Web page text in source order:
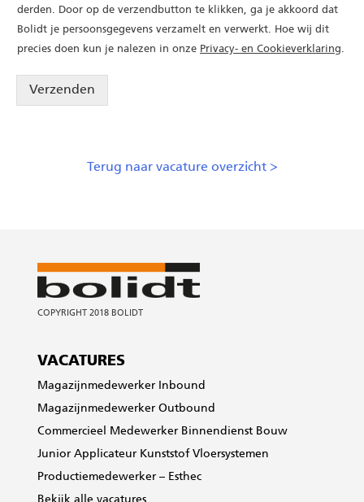
derden. Door op de verzendbutton te klikken, ga je akkoord dat
Bolidt je persoonsgegevens verzamelt en verwerkt. Hoe wij dit
precies doen kun je nalezen in onze Privacy- en Cookieverklaring.
Verzenden
Terug naar vacature overzicht >
VACATURES
Magazijnmedewerker Inbound
Magazijnmedewerker Outbound
Commercieel Medewerker Binnendienst Bouw
Junior Applicateur Kunststof Vloersystemen
Productiemedewerker – Esthec